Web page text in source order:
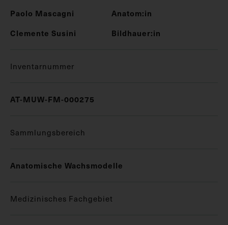
Paolo Mascagni
Anatom:in
Clemente Susini
Bildhauer:in
Inventarnummer
AT-MUW-FM-000275
Sammlungsbereich
Anatomische Wachsmodelle
Medizinisches Fachgebiet